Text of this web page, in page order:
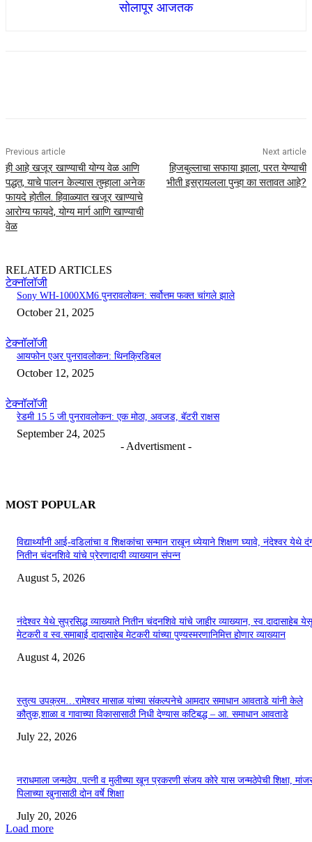
सोलापूर आजतक
Previous article
ही आहे खजूर खाण्याची योग्य वेळ आणि
पद्धत, याचे पालन केल्यास तुम्हाला अनेक
फायदे होतील. हिवाळ्यात खजूर खाण्याचे
आरोग्य फायदे, योग्य मार्ग आणि खाण्याची
वेळ
Next article
हिजबुल्लाचा सफाया झाला, परत येण्याची
भीती इस्रायलला पुन्हा का सतावत आहे?
RELATED ARTICLES
टेक्नॉलॉजी
Sony WH-1000XM6 पुनरावलोकन: सर्वोत्तम फक्त चांगले झाले
October 21, 2025
टेक्नॉलॉजी
आयफोन एअर पुनरावलोकन: थिनक्रिडिबल
October 12, 2025
टेक्नॉलॉजी
रेडमी 15 5 जी पुनरावलोकन: एक मोठा, अवजड, बॅटरी राक्षस
September 24, 2025
- Advertisment -
MOST POPULAR
विद्यार्थ्यांनी आई-वडिलांचा व शिक्षकांचा सन्मान राखून ध्येयाने शिक्षण घ्यावे, नंदेश्वर येथे
नितीन चंदनशिवे यांचे प्रेरणादायी व्याख्यान संपन्न
August 5, 2026
नंदेश्वर येथे सुप्रसिद्ध व्याख्याते नितीन चंदनशिवे यांचे जाहीर व्याख्यान, स्व.दादासाहेब येसू
मेटकरी व स्व.समाबाई दादासाहेब मेटकरी यांच्या पुण्यस्मरणानिमित्त होणार व्याख्यान
August 4, 2026
स्तुत्य उपक्रम…रामेश्वर मासाळ यांच्या संकल्पनेचे आमदार समाधान आवताडे यांनी केले
कौतुक,शाळा व गावाच्या विकासासाठी निधी देण्यास कटिबद्ध – आ. समाधान आवताडे
July 22, 2026
नराधमाला जन्मठेप..पत्नी व मुलीच्या खून प्रकरणी संजय कोरे यास जन्मठेपेची शिक्षा,
पिलाच्या खुनासाठी दोन वर्षे शिक्षा
July 20, 2026
Load more